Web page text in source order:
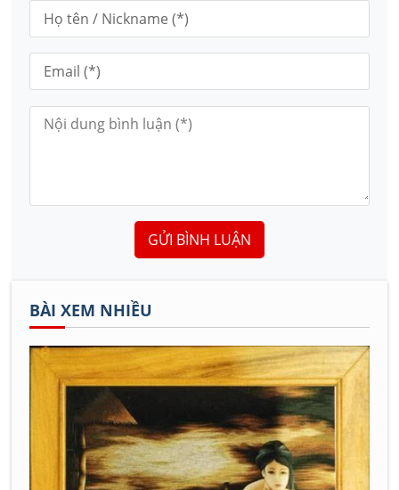
GỬI BÌNH LUẬN
BÀI XEM NHIỀU